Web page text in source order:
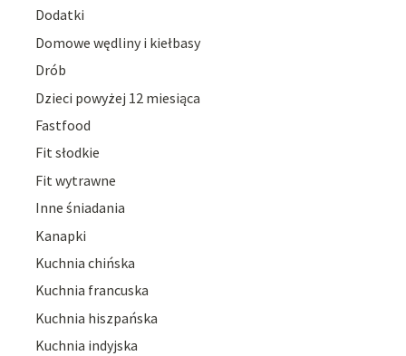
Dodatki
Domowe wędliny i kiełbasy
Drób
Dzieci powyżej 12 miesiąca
Fastfood
Fit słodkie
Fit wytrawne
Inne śniadania
Kanapki
Kuchnia chińska
Kuchnia francuska
Kuchnia hiszpańska
Kuchnia indyjska